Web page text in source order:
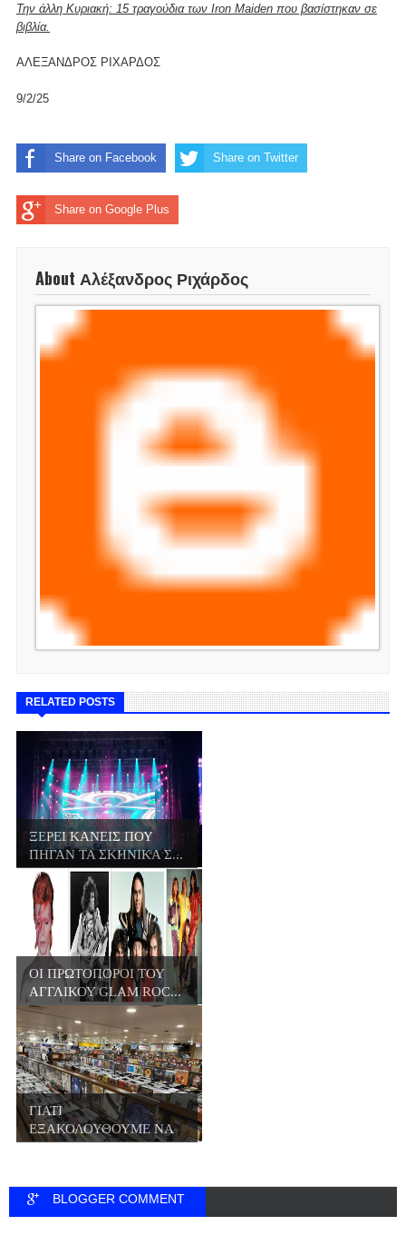
Την άλλη Κυριακή: 15 τραγούδια των Iron Maiden που βασίστηκαν σε
βιβλία.
ΑΛΕΞΑΝΔΡΟΣ ΡΙΧΑΡΔΟΣ
9/2/25
Share on Facebook Share on Twitter
Share on Google Plus
About Αλέξανδρος Ριχάρδος
RELATED POSTS
ΞΕΡΕΙ ΚΑΝΕΙΣ ΠΟΥ
ΠΗΓΑΝ ΤΑ ΣΚΗΝΙΚΑ Σ...
ΟΙ ΠΡΩΤΟΠΟΡΟΙ ΤΟΥ
ΑΓΓΛΙΚΟΥ GLAM ROC...
ΓΙΑΤΙ
ΕΞΑΚΟΛΟΥΘΟΥΜΕ ΝΑ
ΑΓΟΡΑΖΟΥΜΕ Β...
BLOGGER COMMENT